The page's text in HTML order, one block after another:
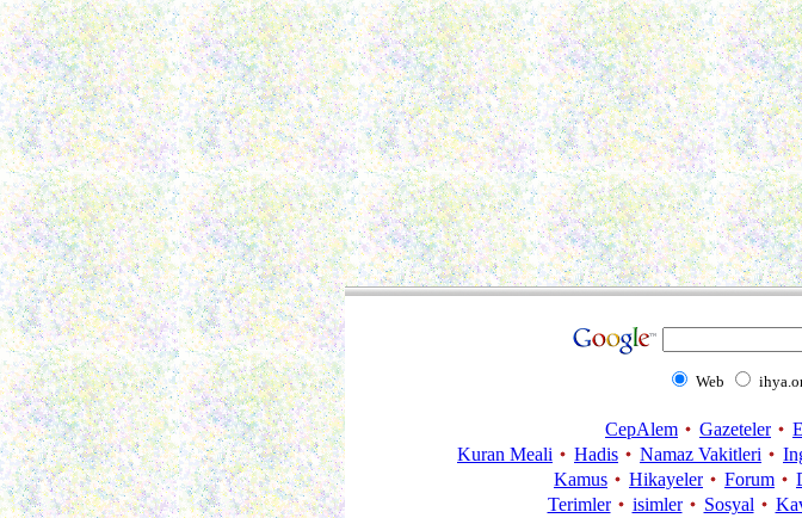
Web
CepAlem Gazeteler
Kuran Meali
Hadis Namaz Vakitleri
Kamus
Hikayeler Forum
Terimler
isimler Sosyal